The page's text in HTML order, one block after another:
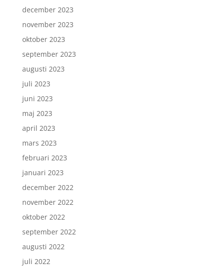
december 2023
november 2023
oktober 2023
september 2023
augusti 2023
juli 2023
juni 2023
maj 2023
april 2023
mars 2023
februari 2023
januari 2023
december 2022
november 2022
oktober 2022
september 2022
augusti 2022
juli 2022